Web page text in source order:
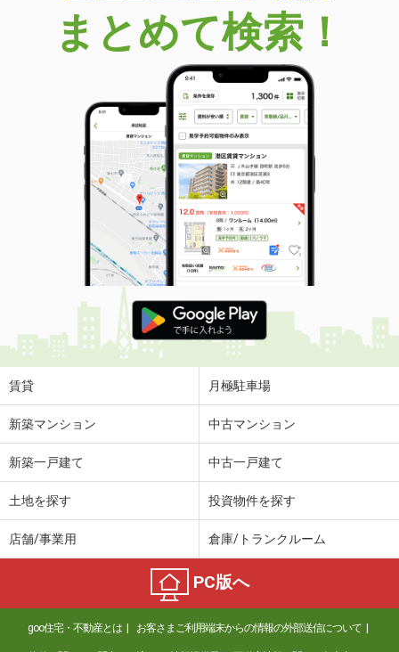
まとめて検索！
賃貸 月極駐車場
新築マンション 中古マンション
新築一戸建て 中古一戸建て
土地を探す 投資物件を探す
店舗/事業用 倉庫/トランクルーム
PC版へ
goo住宅・不動産とは お客さまご利用端末からの情報の外部送信について